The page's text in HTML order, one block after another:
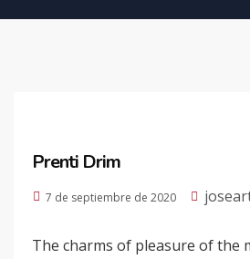
Prenti Drim
7 de septiembre de 2020
The charms of pleasure of the